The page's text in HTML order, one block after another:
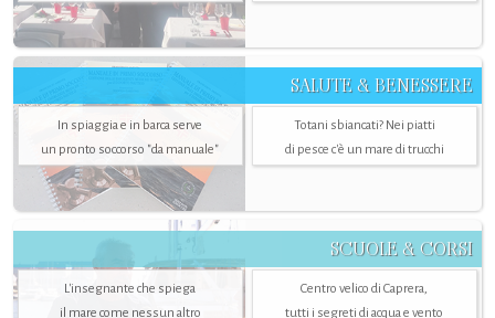
SALUTE & BENESSERE
In spiaggia e in barca serve
un pronto soccorso "da manuale"
Totani sbiancati? Nei piatti
di pesce c'è un mare di trucchi
SCUOLE & CORSI
L'insegnante che spiega
il mare come nessun altro
Centro velico di Caprera,
tutti i segreti di acqua e vento